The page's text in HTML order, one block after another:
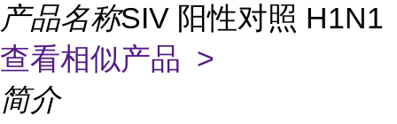
产品名称SIV 阳性对照 H1N1
查看相似产品 >
简介